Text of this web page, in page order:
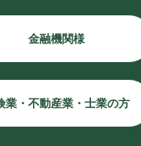
金融機関様
業・不動産業・士業の方